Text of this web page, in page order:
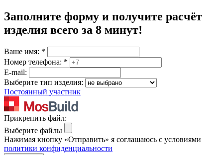
Заполните форму и получите расчёт
изделия всего за 8 минут!
Ваше имя: *
Номер телефона: *
E-mail:
Выберите тип изделия:
Постоянный участник
Прикрепить файл:
Выберите файлы
Нажимая кнопку «Отправить» я соглашаюсь с условиями
политики конфиденциальности